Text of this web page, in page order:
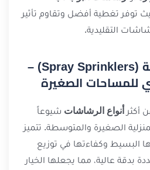
توفر تغطية أفضل وتقاوم تأثير
التقليدية.
الرشاشات الثابتة (Spray Sprinklers) –
للمساحات الصغيرة
أكثر أنواع الرشاشات شيوعاً
الصغيرة والمتوسطة. تتميز
البسيط وكفاءتها في توزيع
بدقة عالية، مما يجعلها الخيار